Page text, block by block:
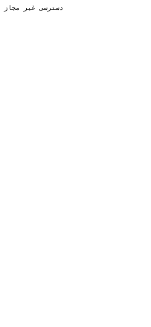
دسترسی غیر مجاز